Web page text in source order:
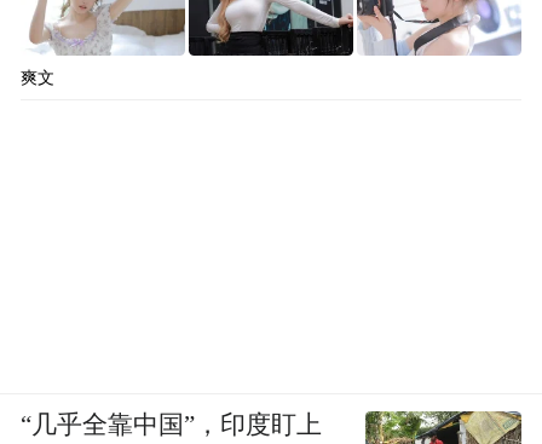
爽文
“几乎全靠中国”，印度盯上